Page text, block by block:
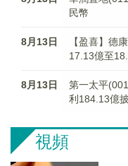
民幣
8月13日
【盈喜】德
17.13億至
8月13日
第一太平
利184.13億
視頻